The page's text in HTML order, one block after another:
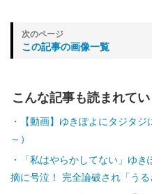
この記事の画像一覧
こんな記事も読まれて
【動画】ゆきぽよにタジタ
～）
「私はやらかしてない」ゆ
摘に号泣！ 完全論破され「う